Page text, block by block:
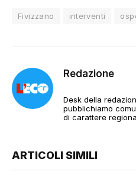
Fivizzano interventi
Redazione
Desk della
pubblichiamo
di carattere
ARTICOLI SIMILI